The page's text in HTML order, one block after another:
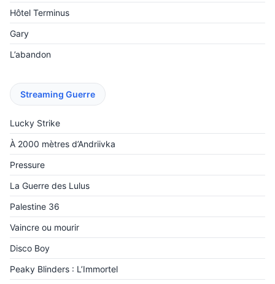
Hôtel Terminus
Gary
L’abandon
Streaming Guerre
Lucky Strike
À 2000 mètres d’Andriivka
Pressure
La Guerre des Lulus
Palestine 36
Vaincre ou mourir
Disco Boy
Peaky Blinders : L’Immortel